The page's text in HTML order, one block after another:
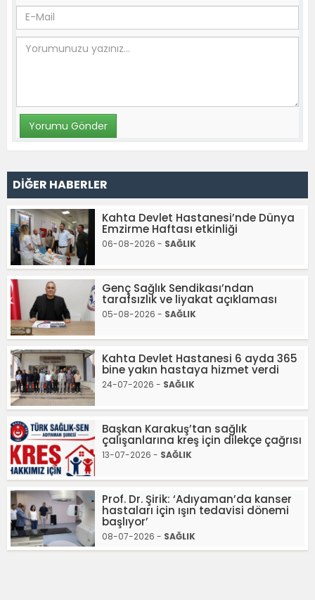
DİĞER HABERLER
Kahta Devlet Hastanesi’nde Dünya
Emzirme Haftası etkinliği
06-08-2026 - SAĞLIK
Genç Sağlık Sendikası’ndan
tarafsızlık ve liyakat açıklaması
05-08-2026 - SAĞLIK
Kahta Devlet Hastanesi 6 ayda 365
bine yakın hastaya hizmet verdi
24-07-2026 - SAĞLIK
Başkan Karakuş’tan sağlık
çalışanlarına kreş için dilekçe çağrısı
13-07-2026 - SAĞLIK
Prof. Dr. Şirik: ‘Adıyaman’da kanser
hastaları için ışın tedavisi dönemi
başlıyor’
08-07-2026 - SAĞLIK